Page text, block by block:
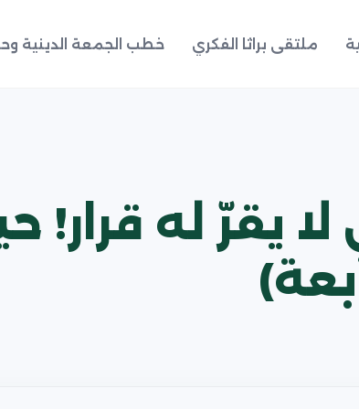
ملتقى براثا الفكري خطب الجمعة الدينية
يقرّ له قرار!